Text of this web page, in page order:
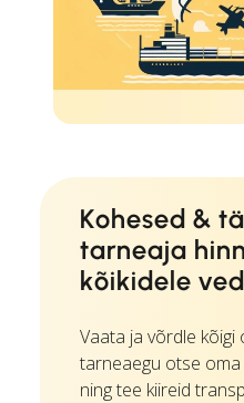
Kohesed &
tarneaja
kõikidele
Vaata ja võrdle kõigi
tarneaegu otse
ning tee kiireid